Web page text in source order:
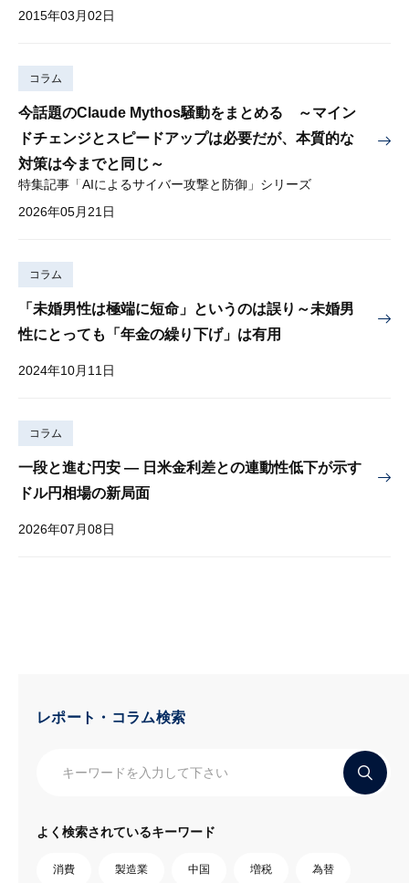
2015年03月02日
コラム
今話題のClaude Mythos騒動をまとめる ～マイン
ドチェンジとスピードアップは必要だが、本質的な
対策は今までと同じ～
特集記事「AIによるサイバー攻撃と防御」シリーズ
2026年05月21日
コラム
「未婚男性は極端に短命」というのは誤り～未婚男
性にとっても「年金の繰り下げ」は有用
2024年10月11日
コラム
一段と進む円安 — 日米金利差との連動性低下が示す
ドル円相場の新局面
2026年07月08日
レポート・コラム検索
よく検索されているキーワード
消費 製造業 中国 増税 為替